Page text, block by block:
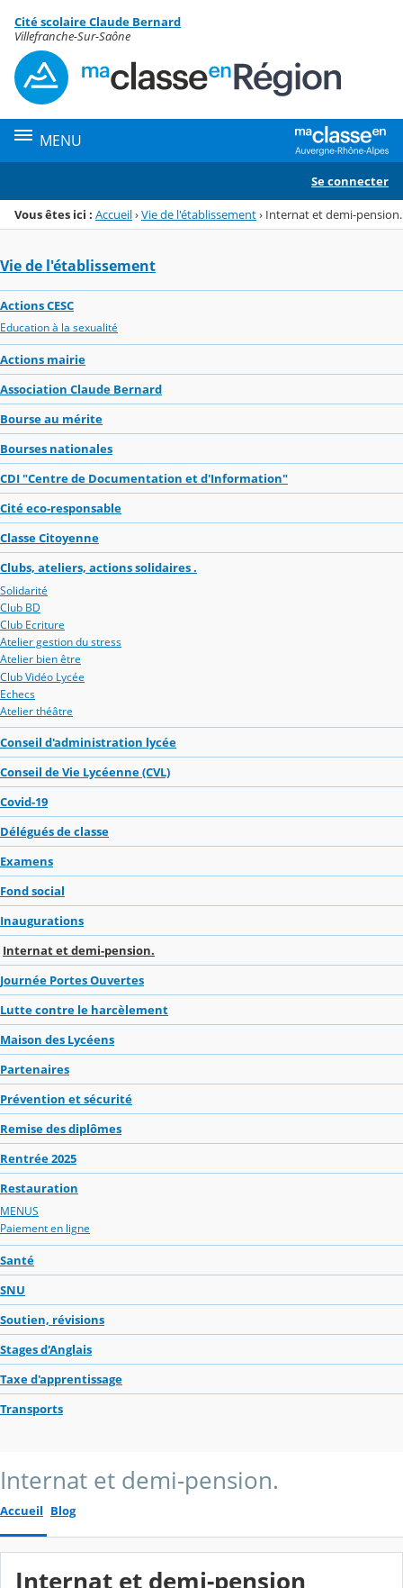
Menu de la rubrique
Contenu
Cité scolaire Claude Bernard
Villefranche-Sur-Saône
MENU
Se connecter
Vous êtes ici : Accueil›Vie de l'établissement› Internat et demi-pension.
Vie de l'établissement
Actions CESC
Education à la sexualité
Actions mairie
Association Claude Bernard
Bourse au mérite
Bourses nationales
CDI "Centre de Documentation et d'Information"
Cité eco-responsable
Classe Citoyenne
Clubs, ateliers, actions solidaires .
Solidarité
Club BD
Club Ecriture
Atelier gestion du stress
Atelier bien être
Club Vidéo Lycée
Echecs
Atelier théâtre
Conseil d'administration lycée
Conseil de Vie Lycéenne (CVL)
Covid-19
Délégués de classe
Examens
Fond social
Inaugurations
Internat et demi-pension.
Journée Portes Ouvertes
Lutte contre le harcèlement
Maison des Lycéens
Partenaires
Prévention et sécurité
Remise des diplômes
Rentrée 2025
Restauration
MENUS
Paiement en ligne
Santé
SNU
Soutien, révisions
Stages d'Anglais
Taxe d'apprentissage
Transports
Internat et demi-pension.
Accueil Blog
Internat et demi-pension